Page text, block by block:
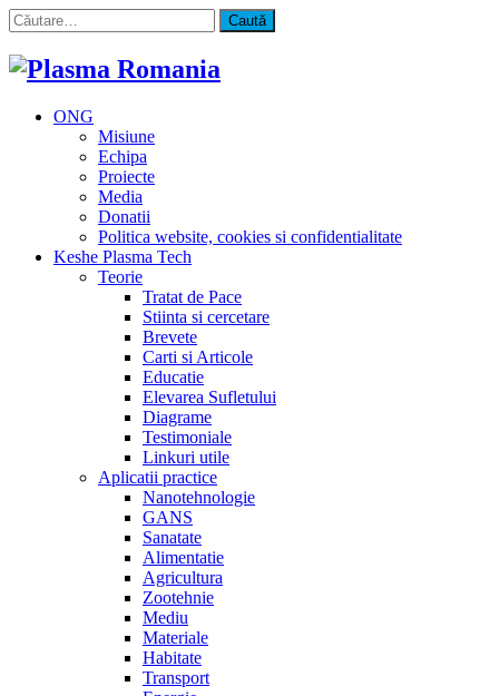
Caută
după:
ONG
Misiune
Echipa
Proiecte
Media
Donatii
Politica website, cookies si confidentialitate
Keshe Plasma Tech
Teorie
Tratat de Pace
Stiinta si cercetare
Brevete
Carti si Articole
Educatie
Elevarea Sufletului
Diagrame
Testimoniale
Linkuri utile
Aplicatii practice
Nanotehnologie
GANS
Sanatate
Alimentatie
Agricultura
Zootehnie
Mediu
Materiale
Habitate
Transport